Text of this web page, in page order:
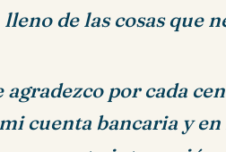
lleno de las cosas que
agradezco por cada
cuenta bancaria y